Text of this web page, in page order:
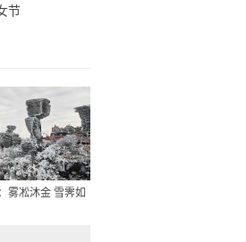
节
雾凇沐金 雪霁如